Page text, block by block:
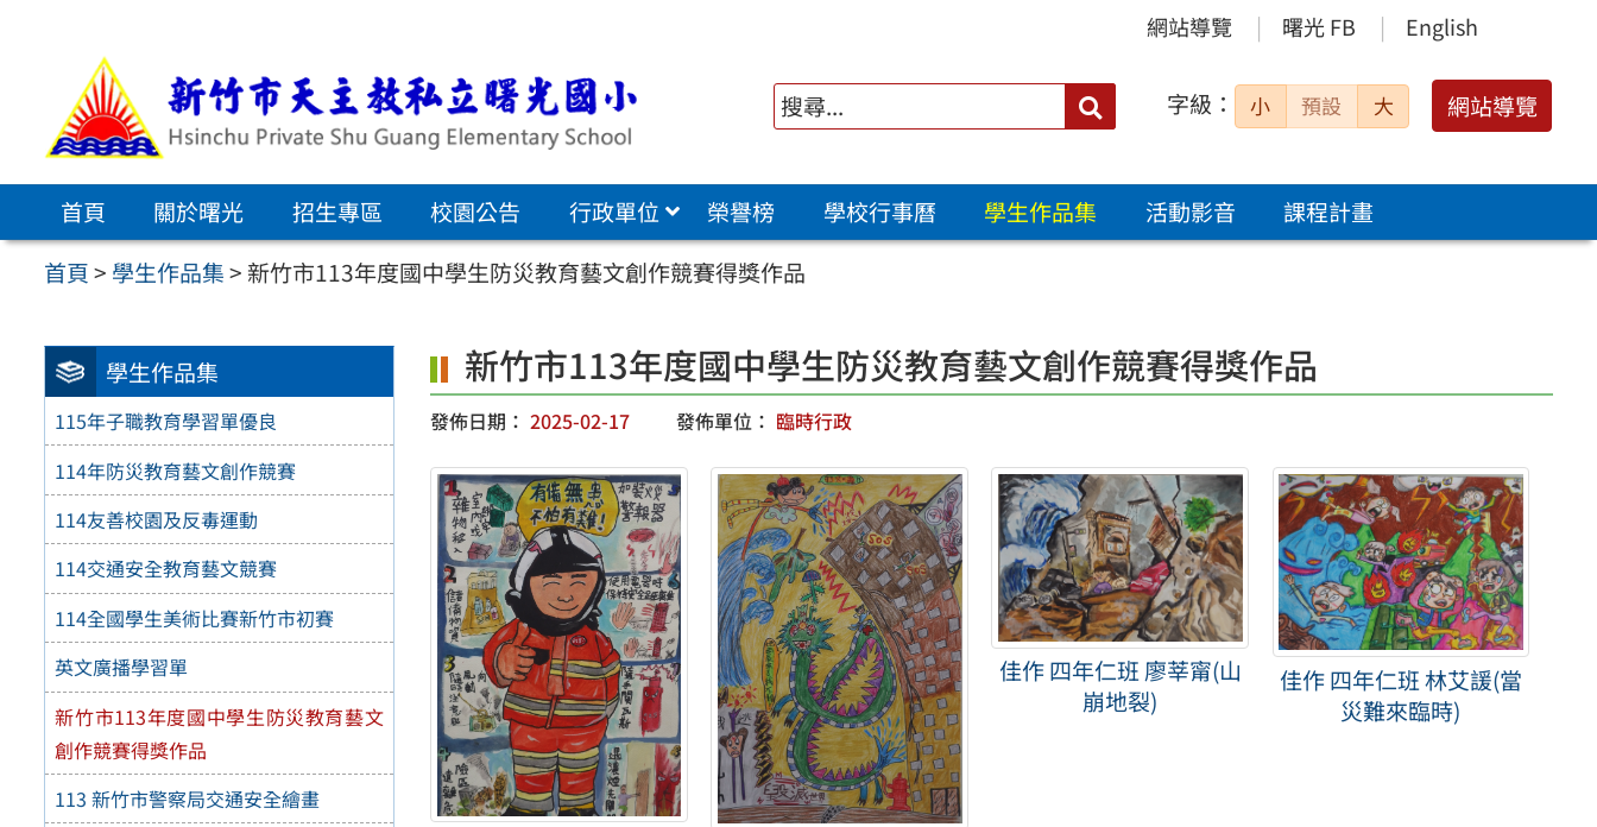
內
網站導覽 曙光 FB English
搜
字級： 小 預設 大 網站導覽
首頁 關於曙光 招生專區 校園公告 行政單位 榮譽榜 學校行事曆 學生作品集 活動影音
課程計畫
首頁> 學生作品集> 新竹市113年度國中學生防災教育藝文創作競賽得獎作品
學生作品集
115年子職教育學習單優良
114年防災教育藝文創作競賽
114友善校園及反毒運動
114交通安全教育藝文競賽
114全國學生美術比賽新竹市初賽
英文廣播學習單
新竹市113年度國中學生防災教育藝文
創作競賽得獎作品
113 新竹市警察局交通安全繪畫
新竹市113年度國中學生防災教育藝文創作競賽得獎作品
發佈日期： 2025-02-17 發佈單位： 臨時行政
佳作 四年仁班 廖莘甯(山
崩地裂)
佳作 四年仁班 林艾諼(當
災難來臨時)